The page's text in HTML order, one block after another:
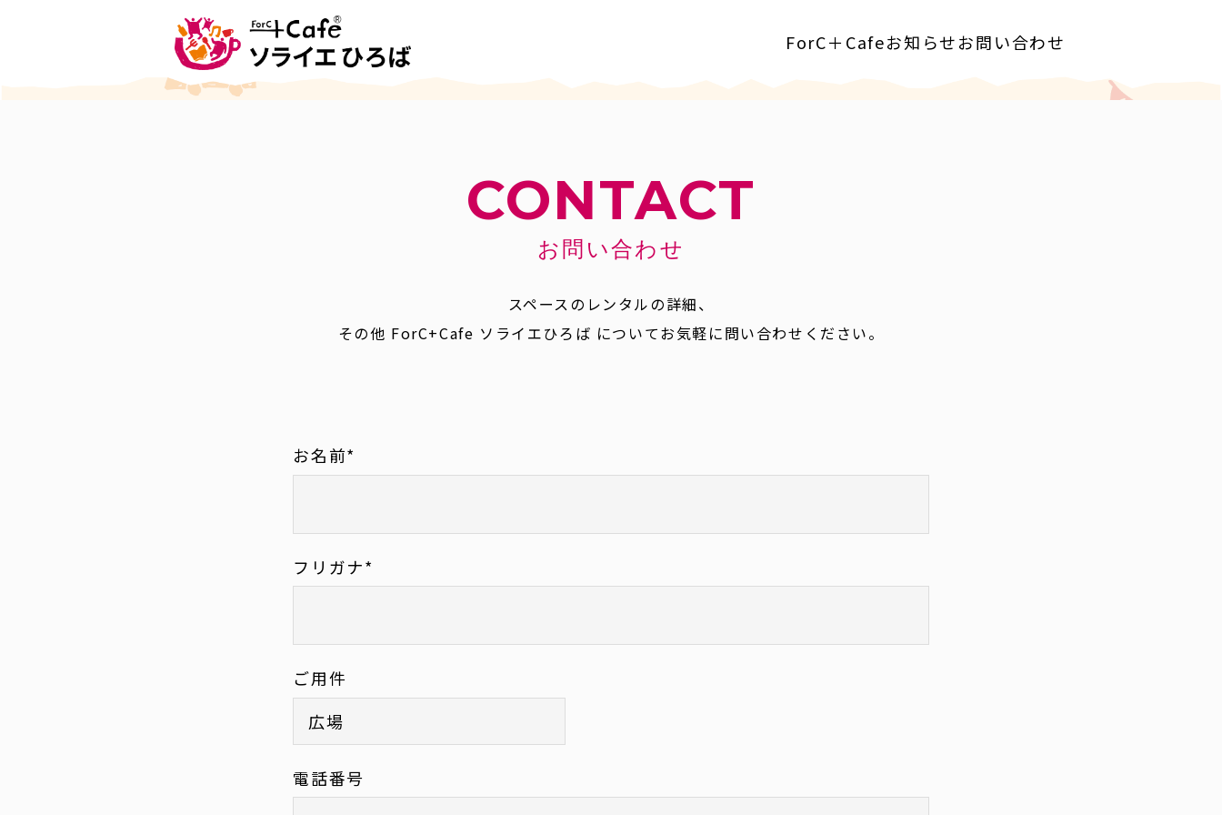
ForC＋Cafeお知らせお問い合わせ
CONTACT
お問い合わせ
スペースのレンタルの詳細、
その他 ForC+Cafe ソライエひろば についてお気軽に問い合わせください。
お名前*
フリガナ*
ご用件
電話番号